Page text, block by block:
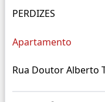
PERDIZES
Apartamento
Rua Doutor Alberto